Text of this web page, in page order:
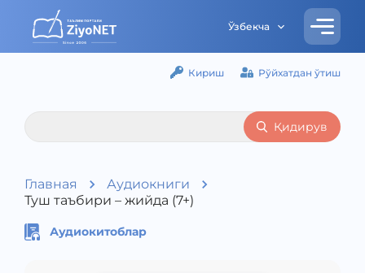
Ўзбекча
Кириш Рўйхатдан ўтиш
Қидирув
Главная
Аудиокниги
Туш таъбири – жийда (7+)
Аудиокитоблар